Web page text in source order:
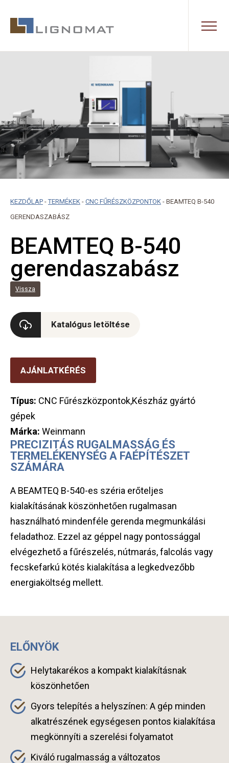
KEZDŐLAP -TERMÉKEK - CNC FŰRÉSZKÖZPONTOK - BEAMTEQ B-540
GERENDASZABÁSZ
BEAMTEQ B-540
gerendaszabász
Vissza
Katalógus letöltése
PRECIZITÁS RUGALMASSÁG ÉS
TERMELÉKENYSÉG A FAÉPÍTÉSZET
SZÁMÁRA
A BEAMTEQ B-540-es széria erőteljes
kialakításának köszönhetően rugalmasan
használható mindenféle gerenda megmunkálási
feladathoz. Ezzel az géppel nagy pontossággal
elvégezhető a fűrészelés, nútmarás, falcolás vagy
fecskefarkú kötés kialakítása a legkedvezőbb
energiaköltség mellett.
AJÁNLATKÉRÉS
Típus: CNC Fűrészközpontok,Készház gyártó
gépek
Márka: Weinmann
ELŐNYÖK
Helytakarékos a kompakt kialakításnak
köszönhetően
Gyors telepítés a helyszínen: A gép minden
alkatrészének egységesen pontos kialakítása
megkönnyíti a szerelési folyamatot
Kiváló rugalmasság a változatos